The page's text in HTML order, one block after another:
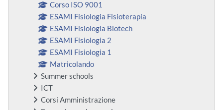
Corso ISO 9001
ESAMI Fisiologia Fisioterapia
ESAMI Fisiologia Biotech
ESAMI Fisiologia 2
ESAMI Fisiologia 1
Matricolando
Summer schools
ICT
Corsi Amministrazione